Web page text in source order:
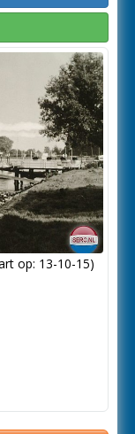
op: 13-10-15)